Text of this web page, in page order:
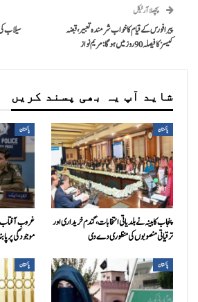
پچھلا آرٹیکل
پیرا فورس کے قیام کا خواب شرمندہ تعبیر، قبضہ
کیسز کا فیصلہ 90 روز میں ہوگا: مریم نواز
سیلاب
شاید آپ یہ بھی پسند کریں
پاکستان
پنجاب کابینہ نے بلدیاتی انتخابات، گندم خریداری اور
ترقیاتی منصوبوں کی منظوری دے دی
پاکستان
غروبِ آفتاب
موجودگی پر
پاکستان پاکستان